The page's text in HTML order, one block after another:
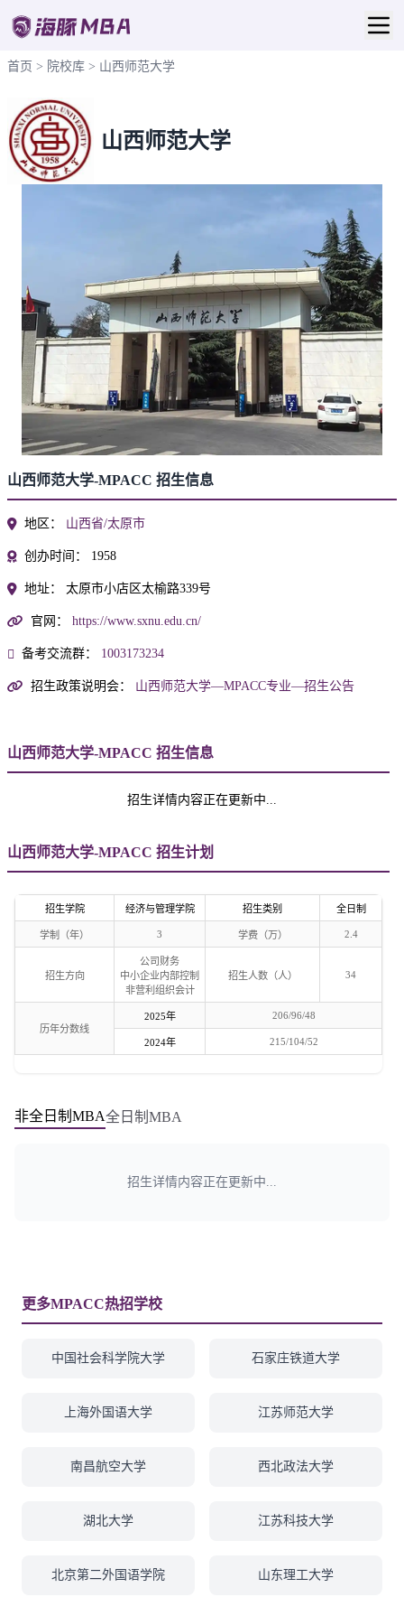
首页 > 院校库 > 山西师范大学
山西师范大学
山西师范大学-MPACC 招生信息
地区： 山西省/太原市
创办时间： 1958
地址： 太原市小店区太榆路339号
官网： https://www.sxnu.edu.cn/
备考交流群： 1003173234
招生政策说明会： 山西师范大学—MPACC专业—招生公告
山西师范大学-MPACC 招生信息
招生详情内容正在更新中...
山西师范大学-MPACC 招生计划
招生学院 经济与管理学院 招生类别 全日制
学制（年） 3 学费（万） 2.4
招生方向
公司财务
中小企业内部控制
非营利组织会计
招生人数（人） 34
历年分数线
2025年 206/96/48
2024年 215/104/52
非全日制MBA全日制MBA
招生详情内容正在更新中...
更多MPACC热招学校
中国社会科学院大学 石家庄铁道大学
上海外国语大学 江苏师范大学
南昌航空大学 西北政法大学
湖北大学 江苏科技大学
北京第二外国语学院 山东理工大学